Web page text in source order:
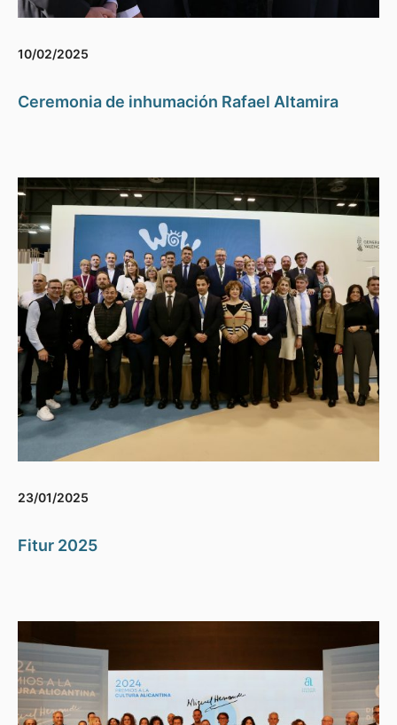
10/02/2025
Ceremonia de inhumación Rafael Altamira
23/01/2025
Fitur 2025